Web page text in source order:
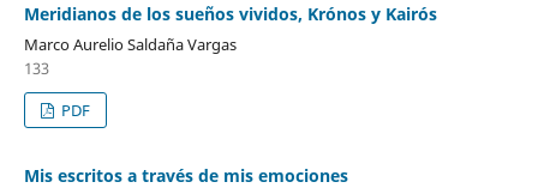
Meridianos de los sueños vividos, Krónos y Kairós
Marco Aurelio Saldaña Vargas
133
PDF
Mis escritos a través de mis emociones